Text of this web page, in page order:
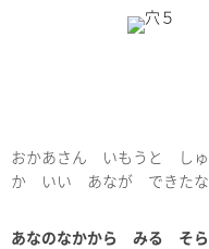
おかあさん いもうと しゅ
か いい あなが できたな
あなのなかから みる そ